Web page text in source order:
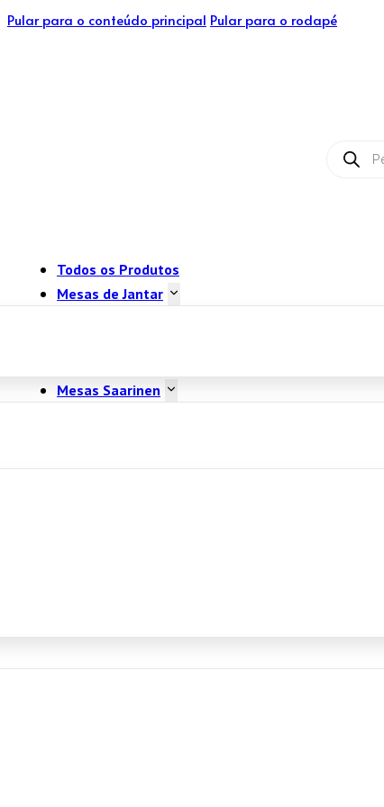
Pular para o conteúdo principal Pular para o rodapé
Pesquisar
produtos
Todos os Produtos
Mesas de Jantar
Mesas Saarinen